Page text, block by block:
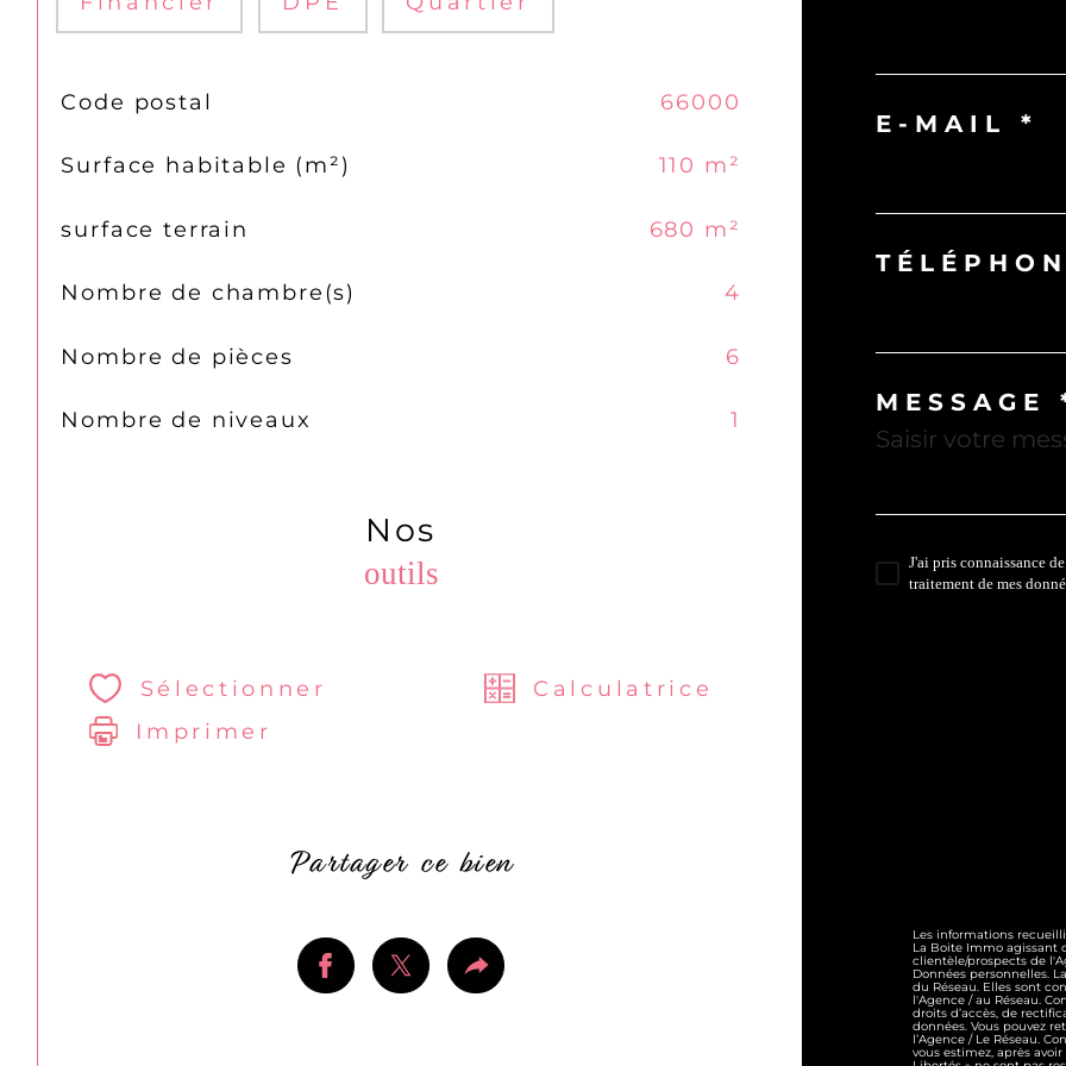
TRAD_SIROCCO_Caracteristique
Code postal 66000
Surface habitable (m²) 110 m²
surface terrain 680 m²
Nombre de chambre(s) 4
Nombre de pièces 6
Nombre de niveaux 1
Nos
outils
Sélectionner
Calculatrice
Imprimer
Partager ce bien
E-MAIL *
MESSAGE
J'ai pris connaissance
traitement de mes
Les informations
La Boite Immo agissant
clientèle/prospects de
Données personnelles.
du Réseau. Elles sont
l'Agence / au Réseau.
droits d’accès, de
données. Vous pouvez
l’Agence / Le Réseau.
vous estimez, après